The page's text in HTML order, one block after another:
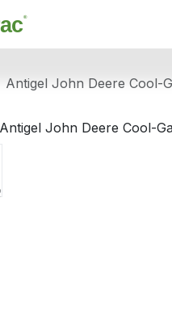
Antigel John Deere Cool-